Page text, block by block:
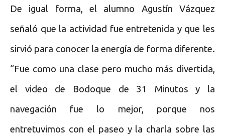
De igual forma, el alumno Agustín Vázquez
señaló que la actividad fue entretenida y que les
sirvió para conocer la energía de forma diferente.
“Fue como una clase pero mucho más divertida,
el video de Bodoque de 31 Minutos y la
navegación fue lo mejor, porque nos
entretuvimos con el paseo y la charla sobre las